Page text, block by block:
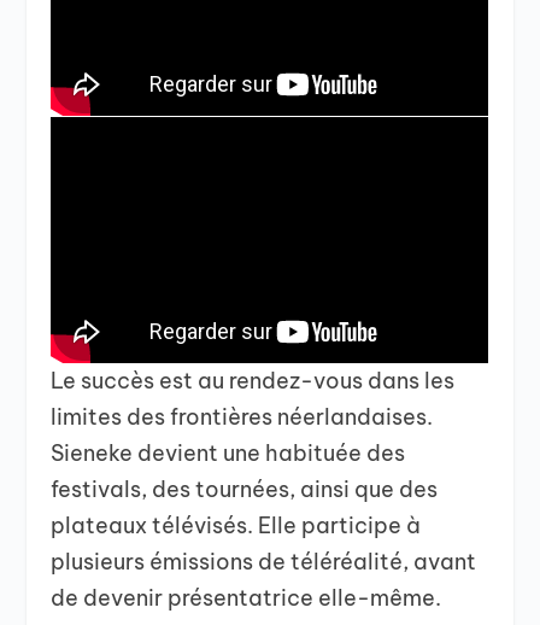
Le succès est au rendez-vous dans les
limites des frontières néerlandaises.
Sieneke devient une habituée des
festivals, des tournées, ainsi que des
plateaux télévisés. Elle participe à
plusieurs émissions de téléréalité, avant
de devenir présentatrice elle-même.